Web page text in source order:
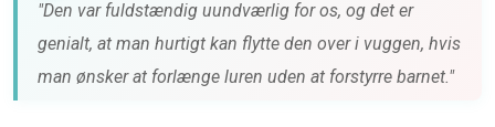
"Den var fuldstændig uundværlig for os, og det er
genialt, at man hurtigt kan flytte den over i vuggen, hvis
man ønsker at forlænge luren uden at forstyrre barnet."